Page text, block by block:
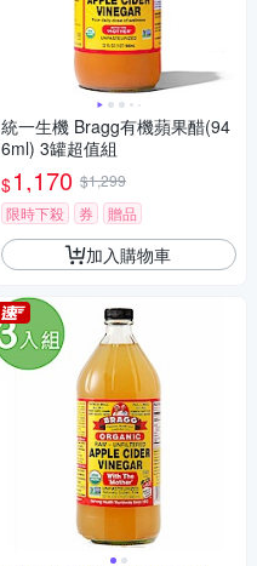
統一生機 Bragg有機蘋果醋(94
6ml) 3罐超值組
$1,170 $1,299
限時下殺
券 贈品
加入購物車